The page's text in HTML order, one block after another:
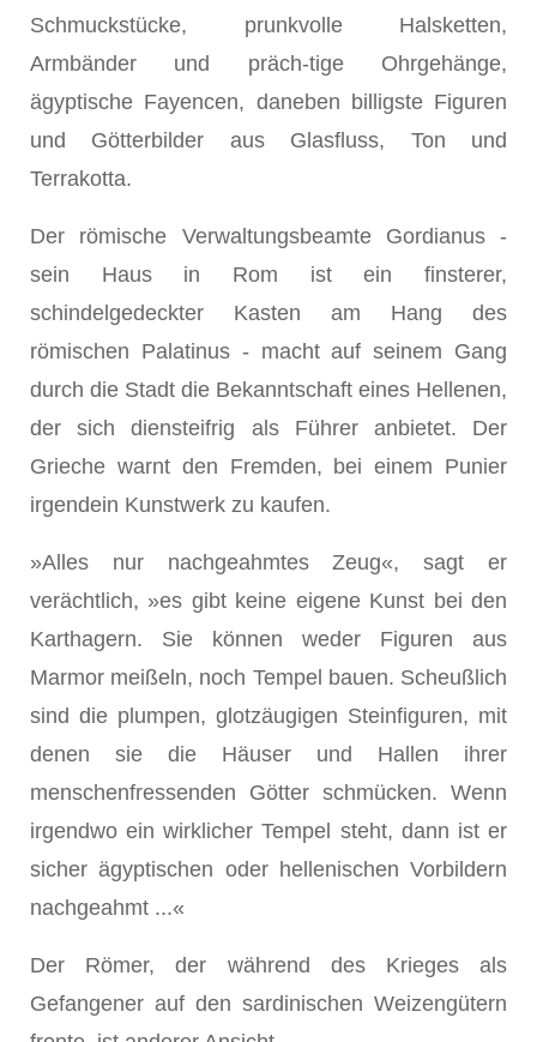
Schmuckstücke, prunkvolle Halsketten,
Armbänder und präch-tige Ohrgehänge,
ägyptische Fayencen, daneben billigste Figuren
und Götterbilder aus Glasfluss, Ton und
Terrakotta.
Der römische Verwaltungsbeamte Gordianus -
sein Haus in Rom ist ein finsterer,
schindelgedeckter Kasten am Hang des
römischen Palatinus - macht auf seinem Gang
durch die Stadt die Bekanntschaft eines Hellenen,
der sich diensteifrig als Führer anbietet. Der
Grieche warnt den Fremden, bei einem Punier
irgendein Kunstwerk zu kaufen.
»Alles nur nachgeahmtes Zeug«, sagt er
verächtlich, »es gibt keine eigene Kunst bei den
Karthagern. Sie können weder Figuren aus
Marmor meißeln, noch Tempel bauen. Scheußlich
sind die plumpen, glotzäugigen Steinfiguren, mit
denen sie die Häuser und Hallen ihrer
menschenfressenden Götter schmücken. Wenn
irgendwo ein wirklicher Tempel steht, dann ist er
sicher ägyptischen oder hellenischen Vorbildern
nachgeahmt ...«
Der Römer, der während des Krieges als
Gefangener auf den sardinischen Weizengütern